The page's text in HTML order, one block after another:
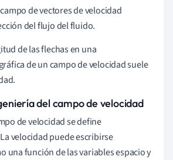
de vectores de velocidad
del flujo del fluido.
de las flechas en una
de un campo de velocidad suele
del campo de velocidad
de velocidad se define
velocidad puede escribirse
una función de las variables espacio y